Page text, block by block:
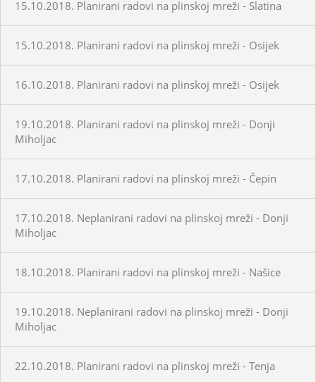
15.10.2018. Planirani radovi na plinskoj mreži - Slatina
15.10.2018. Planirani radovi na plinskoj mreži - Osijek
16.10.2018. Planirani radovi na plinskoj mreži - Osijek
19.10.2018. Planirani radovi na plinskoj mreži - Donji
Miholjac
17.10.2018. Planirani radovi na plinskoj mreži - Čepin
17.10.2018. Neplanirani radovi na plinskoj mreži - Donji
Miholjac
18.10.2018. Planirani radovi na plinskoj mreži - Našice
19.10.2018. Neplanirani radovi na plinskoj mreži - Donji
Miholjac
22.10.2018. Planirani radovi na plinskoj mreži - Tenja